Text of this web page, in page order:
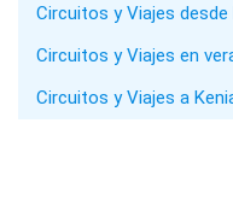
Circuitos y Viajes desde
Circuitos y Viajes en
Circuitos y Viajes a